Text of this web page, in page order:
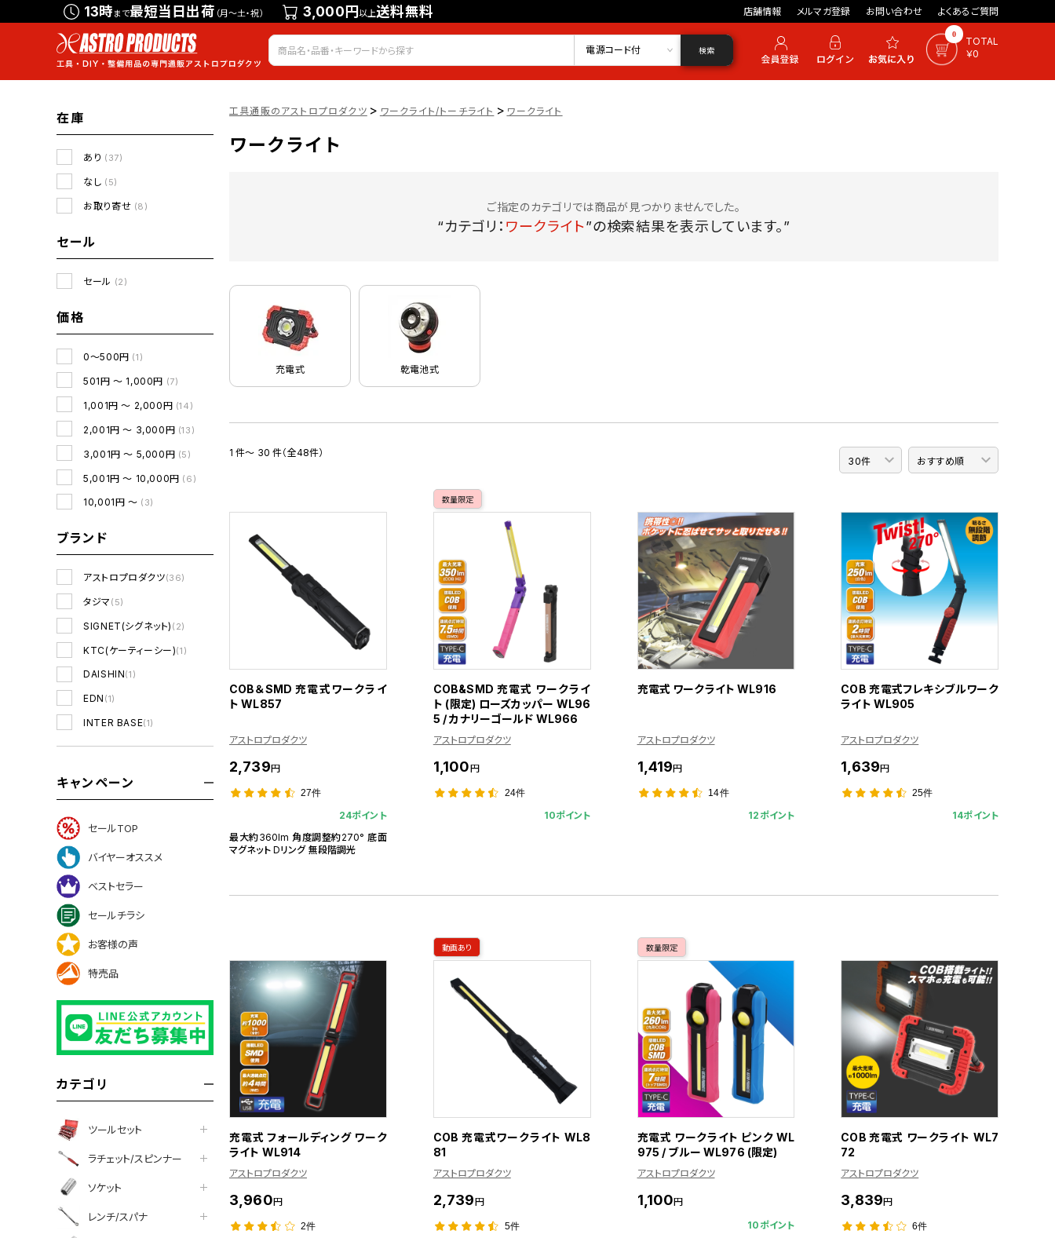
13時まで最短当日出荷 （月～土・祝） 3,000円以上送料無料 店舗情報 メルマガ登録 お問い合わせ よくあるご質問
会員登録 ログイン お気に入り 0
TOTAL
￥0
電源コード付 検索
在庫
あり (37)
なし (5)
お取り寄せ (8)
セール
セール (2)
価格
0～500円 (1)
501円 ～ 1,000円 (7)
1,001円 ～ 2,000円 (14)
2,001円 ～ 3,000円 (13)
3,001円 ～ 5,000円 (5)
5,001円 ～ 10,000円 (6)
10,001円 ～ (3)
ブランド
アストロプロダクツ(36)
タジマ (5)
SIGNET(シグネット) (2)
KTC(ケーティーシー)(1)
DAISHIN(1)
EDN (1)
INTER BASE(1)
キャンペーン
セールTOP
バイヤーオススメ
ベストセラー
セールチラシ
お客様の声
特売品
カテゴリ
ツールセット
ラチェット/スピンナー
ソケット
レンチ/スパナ
工具通販のアストロプロダクツ > ワークライト/トーチライト > ワークライト
ワークライト
ご指定のカテゴリでは商品が見つかりませんでした。
“カテゴリ： ワークライト”の検索結果を表示しています。”
充電式 乾電池式
1 件～ 30 件（全48件）
COB＆SMD 充電式ワークライ
ト WL857
アストロプロダクツ
2,739円
27件
24ポイント
最大約360lm 角度調整約270° 底面
マグネット Dリング 無段階調光
数量限定
COB&SMD 充電式 ワークライ
ト (限定) ローズカッパー WL96
5 / カナリーゴールド WL966
アストロプロダクツ
1,100円
24件
10ポイント
充電式 ワークライト WL916
アストロプロダクツ
1,419円
14件
12ポイント
COB 充電式フレキシブルワーク
ライト WL905
アストロプロダクツ
1,639円
25件
14ポイント
充電式 フォールディング ワーク
ライト WL914
アストロプロダクツ
3,960円
2件
動画あり
COB 充電式ワークライト WL8
81
アストロプロダクツ
2,739円
5件
数量限定
充電式 ワークライト ピンク WL
975 / ブルー WL976 (限定)
アストロプロダクツ
1,100円
10ポイント
COB 充電式 ワークライト WL7
72
アストロプロダクツ
3,839円
6件